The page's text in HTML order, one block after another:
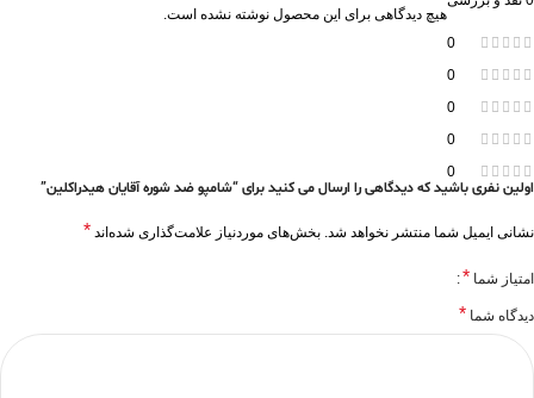
0
0
0
0
0
هیچ دیدگاهی برای این محصول نوشته نشده است.
اولین نفری باشید که دیدگاهی را ارسال می کنید برای “شامپو ضد شوره آقایان هیدراکلین”
نشانی ایمیل شما منتشر نخواهد شد. بخش‌های موردنیاز علامت‌گذاری شده‌اند *
امتیاز شما *
دیدگاه شما *